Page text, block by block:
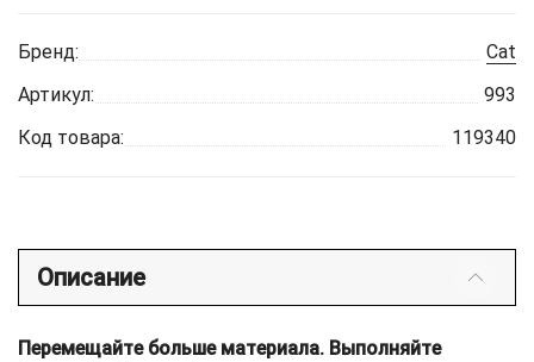
Бренд:
Cat
Артикул:
993
Код товара:
119340
Описание
Перемещайте больше материала. Выполняйте